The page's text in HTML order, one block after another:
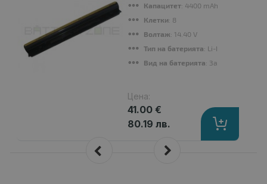
Капацитет: 4400 mAh
Клетки: 8
Волтаж: 14.40 V
Тип на батерията: Li-Ion
Вид на батерията: Заместител
Цена:
41.00 €
80.19 лв.